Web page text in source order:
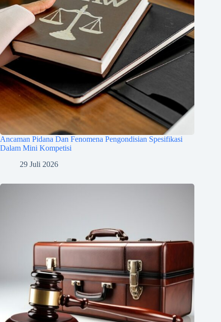
Ancaman Pidana Dan Fenomena Pengondisian Spesifikasi
Dalam Mini Kompetisi
29 Juli 2026